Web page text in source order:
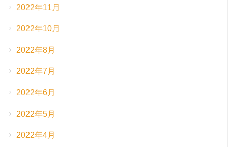
2022年11月
2022年10月
2022年8月
2022年7月
2022年6月
2022年5月
2022年4月